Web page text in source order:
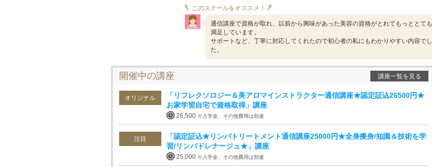
このスクールをオススメ！
通信講座で資格が取れ、以前から興味があった美容の資格がとれてもっととても
満足しています。
サポートなど、丁寧に対応してくれたので初心者の私にもわかりやすい内容でし
た。
開催中の講座 講座一覧を見る
オリジナル
「リフレクソロジー＆美アロマインストラクター通信講座★認定証込26500円★
お家学習自宅で資格取得」講座
26,500 ※入学金、その他費用は別途
注目
「認定証込★リンパトリートメント通信講座25000円★全身痩身/知識＆技術を学
習/リンパドレナージュ★」講座
25,000 ※入学金、その他費用は別途